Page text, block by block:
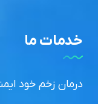
خدمات ما
درمان زخم خود ایمنی